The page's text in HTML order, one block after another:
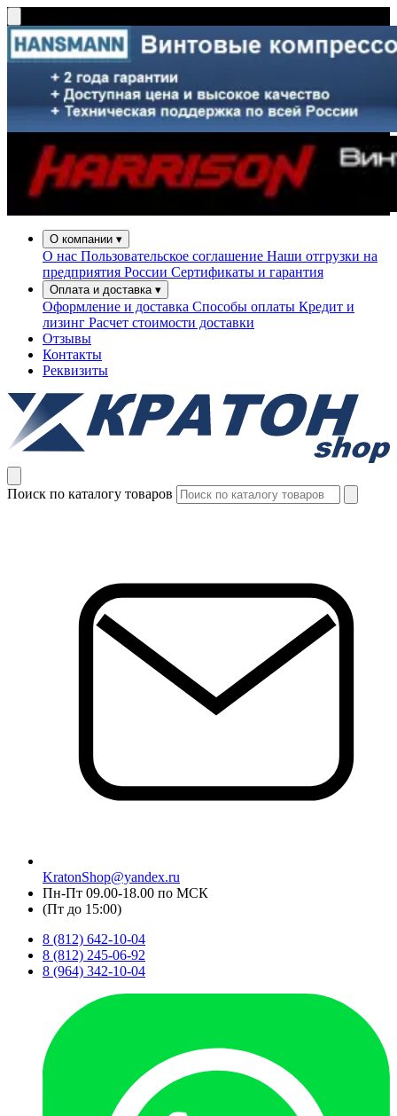
О компании ▾
О нас Пользовательское соглашение Наши отгрузки на
предприятия России Сертификаты и гарантия
Оплата и доставка ▾
Оформление и доставка Способы оплаты Кредит и
лизинг Расчет стоимости доставки
Отзывы
Контакты
Реквизиты
Поиск по каталогу товаров
KratonShop@yandex.ru
Пн-Пт 09.00-18.00 по МСК
(Пт до 15:00)
8 (812) 642-10-04
8 (812) 245-06-92
8 (964) 342-10-04